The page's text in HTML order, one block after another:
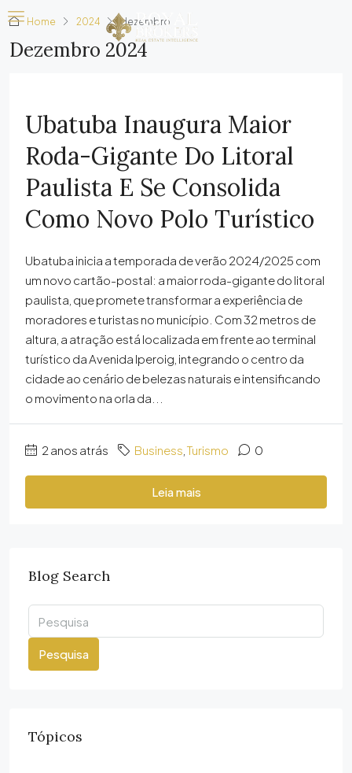
Home 2024 dezembro
Dezembro 2024
Ubatuba Inaugura Maior
Roda-Gigante Do Litoral
Paulista E Se Consolida
Como Novo Polo Turístico
Ubatuba inicia a temporada de verão 2024/2025 com
um novo cartão-postal: a maior roda-gigante do litoral
paulista, que promete transformar a experiência de
moradores e turistas no município. Com 32 metros de
altura, a atração está localizada em frente ao terminal
turístico da Avenida Iperoig, integrando o centro da
cidade ao cenário de belezas naturais e intensificando
o movimento na orla da...
2 anos atrás Business Turismo 0
Leia mais
Blog Search
Pesquisa
Tópicos